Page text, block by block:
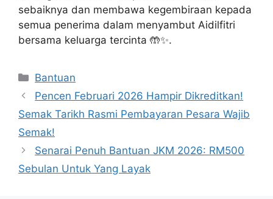
sebaiknya dan membawa kegembiraan kepada
semua penerima dalam menyambut Aidilfitri
bersama keluarga tercinta 🤲✨.
Categories
Bantuan
Pencen Februari 2026 Hampir Dikreditkan!
Semak Tarikh Rasmi Pembayaran Pesara Wajib
Semak!
Senarai Penuh Bantuan JKM 2026: RM500
Sebulan Untuk Yang Layak